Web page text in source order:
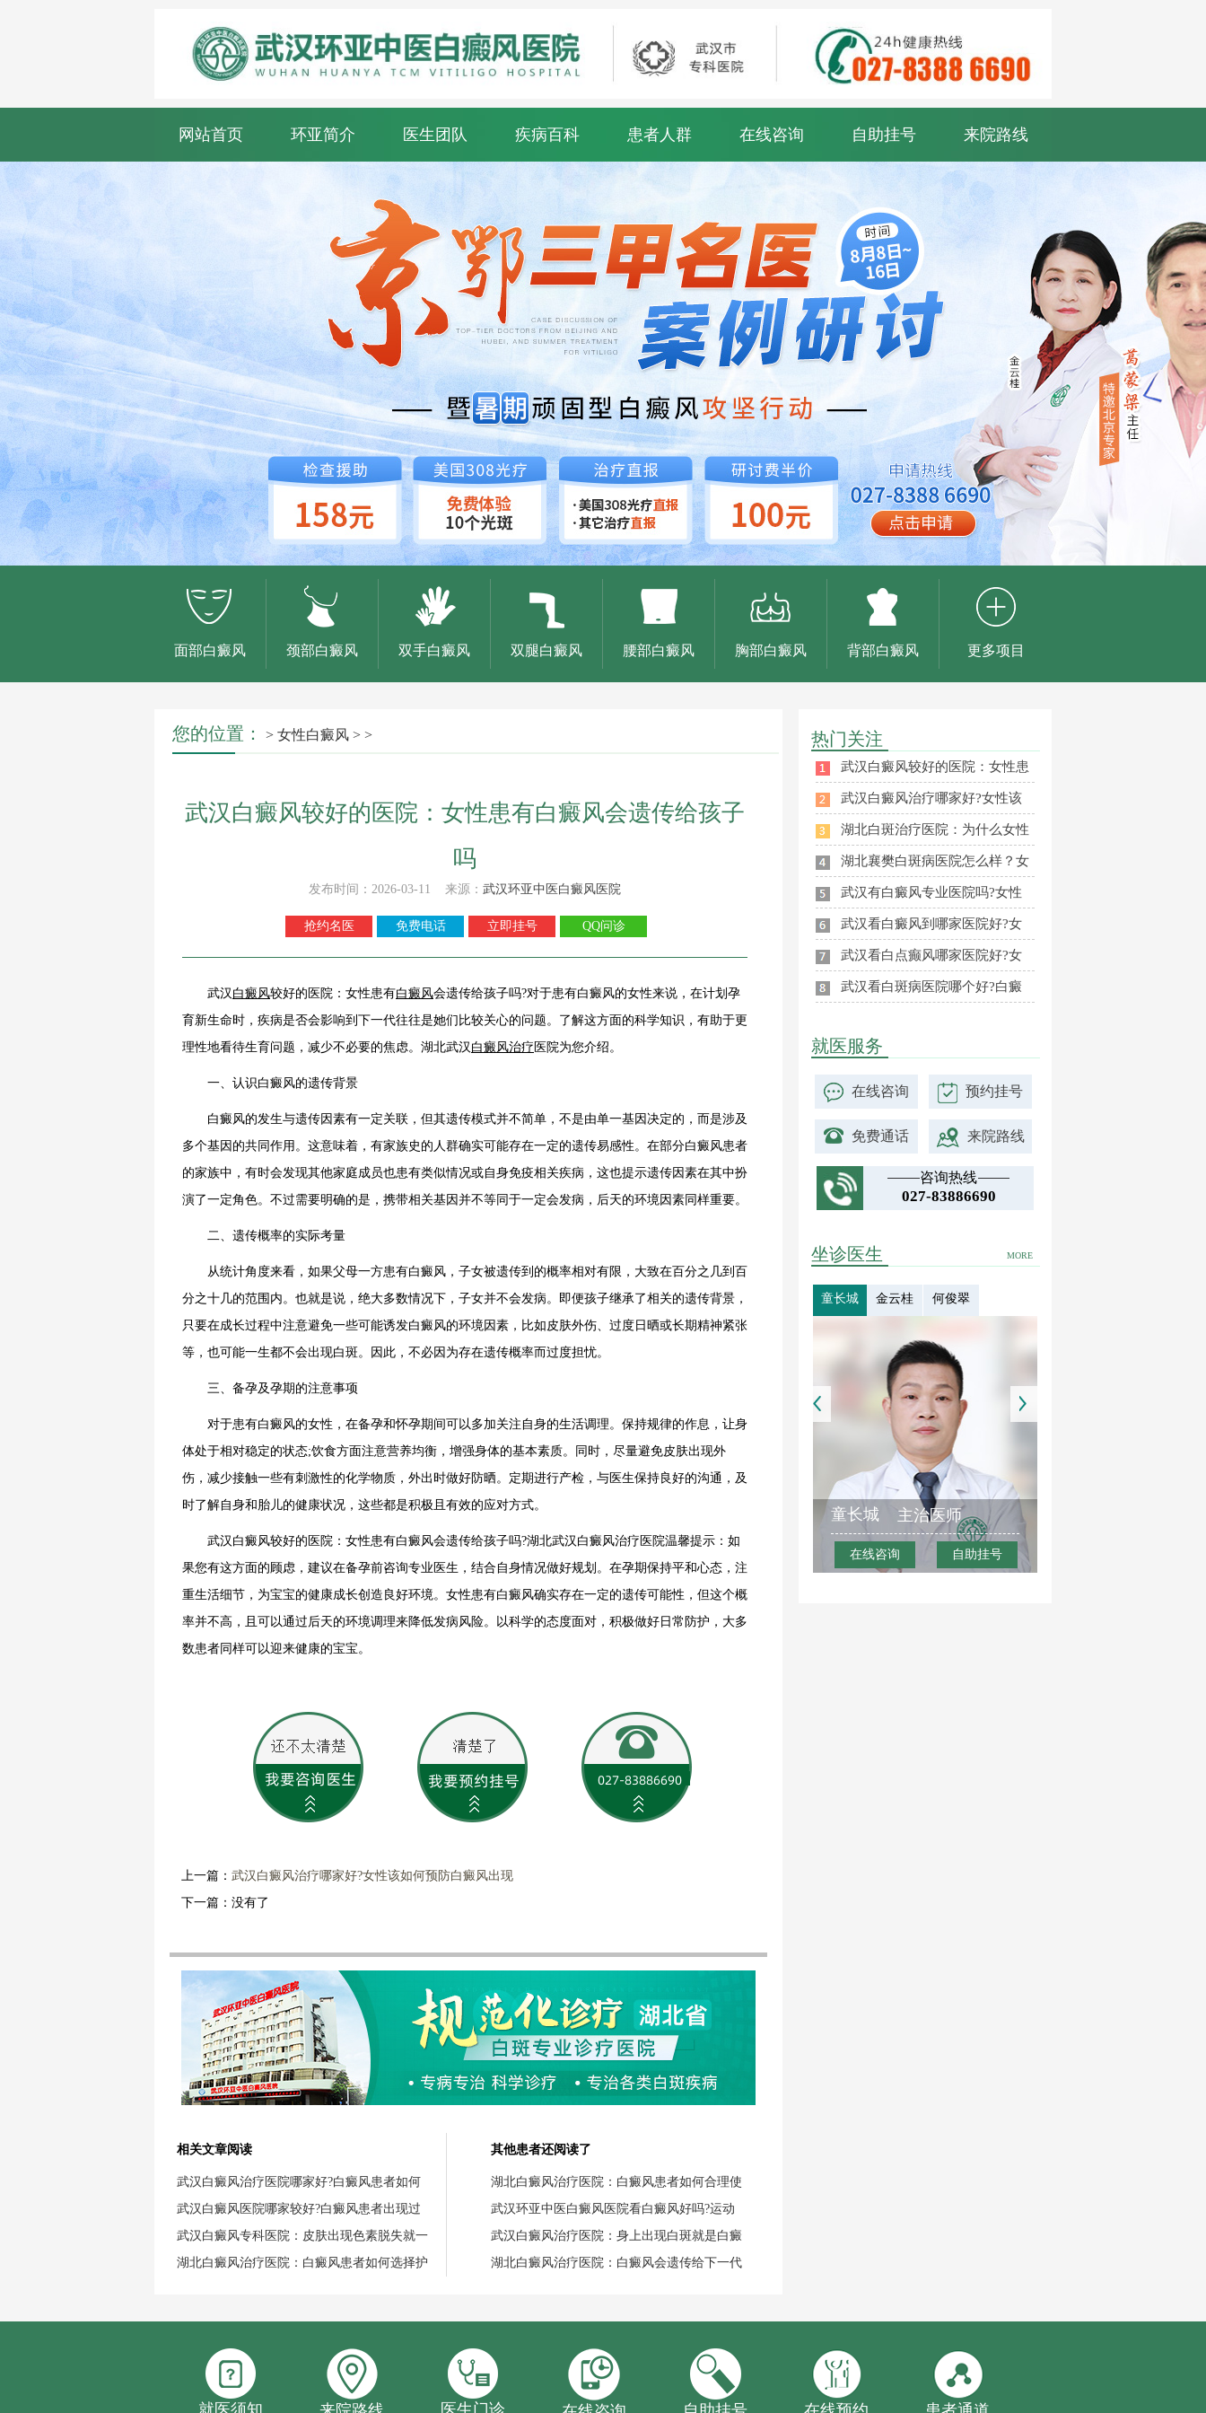
网站首页 环亚简介 医生团队 疾病百科 患者人群 在线咨询 自助挂号 来院路线
面部白癜风 颈部白癜风 双手白癜风 双腿白癜风 腰部白癜风 胸部白癜风 背部白癜风 更多项目
您的位置： > 女性白癜风 > >
武汉白癜风较好的医院：女性患有白癜风会遗传给孩子
吗
发布时间：2026-03-11 来源： 武汉环亚中医白癜风医院
抢约名医 免费电话 立即挂号 QQ问诊
武汉 白癜风较好的医院：女性患有白癜风会遗传给孩子吗?对于患有白癜风的女性来说，在计划孕
育新生命时，疾病是否会影响到下一代往往是她们比较关心的问题。了解这方面的科学知识，有助于更
理性地看待生育问题，减少不必要的焦虑。湖北武汉 白癜风治疗 医院为您介绍。
一、认识白癜风的遗传背景
白癜风的发生与遗传因素有一定关联，但其遗传模式并不简单，不是由单一基因决定的，而是涉及
多个基因的共同作用。这意味着，有家族史的人群确实可能存在一定的遗传易感性。在部分白癜风患者
的家族中，有时会发现其他家庭成员也患有类似情况或自身免疫相关疾病，这也提示遗传因素在其中扮
演了一定角色。不过需要明确的是，携带相关基因并不等同于一定会发病，后天的环境因素同样重要。
二、遗传概率的实际考量
从统计角度来看，如果父母一方患有白癜风，子女被遗传到的概率相对有限，大致在百分之几到百
分之十几的范围内。也就是说，绝大多数情况下，子女并不会发病。即便孩子继承了相关的遗传背景，
只要在成长过程中注意避免一些可能诱发白癜风的环境因素，比如皮肤外伤、过度日晒或长期精神紧张
等，也可能一生都不会出现白斑。因此，不必因为存在遗传概率而过度担忧。
三、备孕及孕期的注意事项
对于患有白癜风的女性，在备孕和怀孕期间可以多加关注自身的生活调理。保持规律的作息，让身
体处于相对稳定的状态;饮食方面注意营养均衡，增强身体的基本素质。同时，尽量避免皮肤出现外
伤，减少接触一些有刺激性的化学物质，外出时做好防晒。定期进行产检，与医生保持良好的沟通，及
时了解自身和胎儿的健康状况，这些都是积极且有效的应对方式。
武汉白癜风较好的医院：女性患有白癜风会遗传给孩子吗?湖北武汉白癜风治疗医院温馨提示：如
果您有这方面的顾虑，建议在备孕前咨询专业医生，结合自身情况做好规划。在孕期保持平和心态，注
重生活细节，为宝宝的健康成长创造良好环境。女性患有白癜风确实存在一定的遗传可能性，但这个概
率并不高，且可以通过后天的环境调理来降低发病风险。以科学的态度面对，积极做好日常防护，大多
数患者同样可以迎来健康的宝宝。
上一篇： 武汉白癜风治疗哪家好?女性该如何预防白癜风出现
下一篇：没有了
相关文章阅读
武汉白癜风治疗医院哪家好?白癜风患者如何
武汉白癜风医院哪家较好?白癜风患者出现过
武汉白癜风专科医院：皮肤出现色素脱失就一
湖北白癜风治疗医院：白癜风患者如何选择护
其他患者还阅读了
湖北白癜风治疗医院：白癜风患者如何合理使
武汉环亚中医白癜风医院看白癜风好吗?运动
武汉白癜风治疗医院：身上出现白斑就是白癜
湖北白癜风治疗医院：白癜风会遗传给下一代
热门关注
武汉白癜风较好的医院：女性患
武汉白癜风治疗哪家好?女性该
湖北白斑治疗医院：为什么女性
湖北襄樊白斑病医院怎么样？女
武汉有白癜风专业医院吗?女性
武汉看白癜风到哪家医院好?女
武汉看白点癫风哪家医院好?女
武汉看白斑病医院哪个好?白癜
就医服务
在线咨询 预约挂号
免费通话 来院路线
咨询热线
027-83886690
MORE
坐诊医生
童长城 金云桂 何俊翠
童长城 主治医师
在线咨询 自助挂号
就医须知 医生门诊